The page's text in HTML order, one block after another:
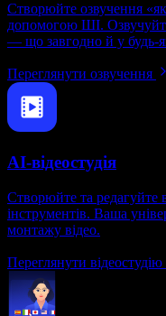
Створюйте озвучення
допомогою ШІ.
— що завгодно й у будь-
Переглянути озвучення
AI-відеостудія
Створюйте та редагуйте
інструментів. Ваша
монтажу відео.
Переглянути відеостудію